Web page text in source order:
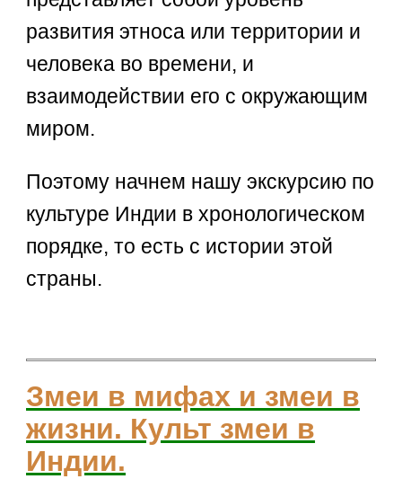
развития этноса или территории и
человека во времени, и
взаимодействии его с окружающим
миром.
Поэтому начнем нашу экскурсию по
культуре Индии в хронологическом
порядке, то есть с истории этой
страны.
Змеи в мифах и змеи в
жизни. Культ змеи в
Индии.